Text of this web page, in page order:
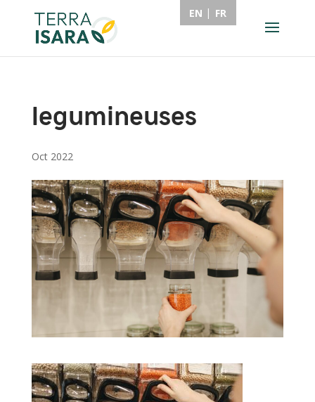
legumineuses
Oct 2022
EN FR